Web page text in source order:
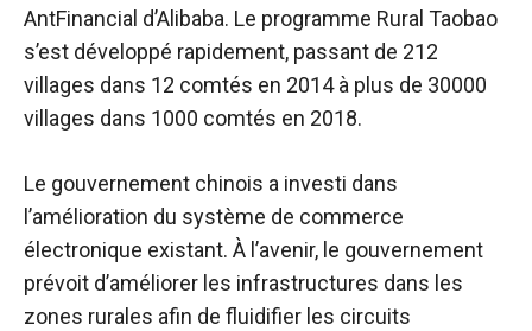
AntFinancial d’Alibaba. Le programme Rural Taobao
s’est développé rapidement, passant de 212
villages dans 12 comtés en 2014 à plus de 30000
villages dans 1000 comtés en 2018.
Le gouvernement chinois a investi dans
l’amélioration du système de commerce
électronique existant. À l’avenir, le gouvernement
prévoit d’améliorer les infrastructures dans les
zones rurales afin de fluidifier les circuits